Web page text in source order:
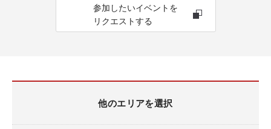
参加したいイベントを
リクエストする
他のエリアを選択